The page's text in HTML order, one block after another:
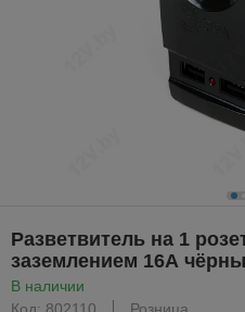
Разветвитель на 1
заземлением 16А
В наличии
Код: 802110
Розница